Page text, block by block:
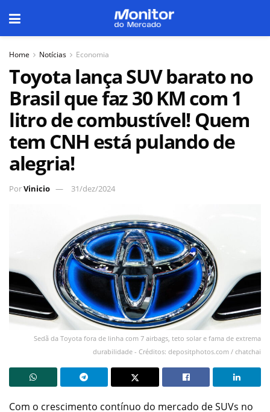
Home Notícias Economia
Toyota lança SUV barato no
Brasil que faz 30 KM com 1
litro de combustível! Quem
tem CNH está pulando de
alegria!
PorVinicio 31/dez/2024
Sedã da Toyota fora de linha com 7 airbags, teto solar e fama de extrema
durabilidade - Créditos: depositphotos.com / chatchai
Com o crescimento contínuo do mercado de SUVs no